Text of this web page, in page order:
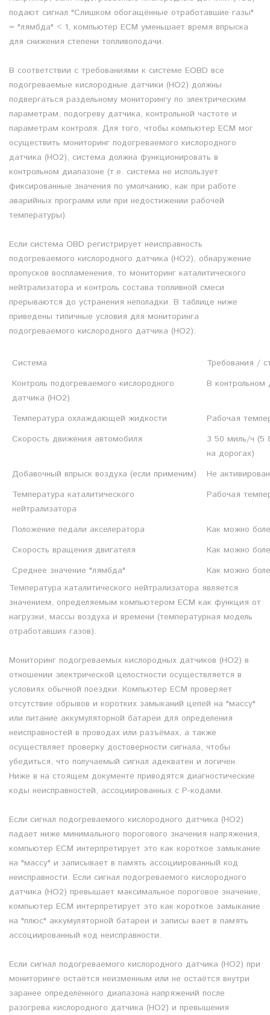
подают сигнал "Слишком обогащённые отработавшие газы"
= "лямбда" < 1, компьютер ECM уменьшает время впрыска
для снижения степени топливоподачи.
В соответствии с требованиями к системе EOBD все
подогреваемые кислородные датчики (HO2) должны
подвергаться раздельному мониторингу по электрическим
параметрам, подогреву датчика, контрольной частоте и
параметрам контроля. Для того, чтобы компьютер ECM мог
осуществить мониторинг подогреваемого кислородного
датчика (HO2), система должна функционировать в
контрольном диапазоне (т.е. система не использует
фиксированные значения по умолчанию, как при работе
аварийных программ или при недостижении рабочей
температуры).
Если система OBD регистрирует неисправность
подогреваемого кислородного датчика (HO2), обнаружение
пропусков воспламенения, то мониторинг каталитического
нейтрализатора и контроль состава топливной смеси
прерываются до устранения неполадки. В таблице ниже
приведены типичные условия для мониторинга
подогреваемого кислородного датчика (HO2):
Система
Требования /
Контроль подогреваемого кислородного
датчика (HO2)
В
Температура охлаждающей жидкости
Рабочая
Скорость движения автомобиля
3 50 миль/ч (5
на дорогах)
Добавочный впрыск воздуха (если применим)
Не активирован
Температура каталитического
нейтрализатора
Рабочая
Положение педали акселератора
Как можно
Скорость вращения двигателя
Как можно
Среднее значение "лямбда"
Как можно
Температура каталитического нейтрализатора является
значением, определяемым компьютером ECM как функция от
нагрузки, массы воздуха и времени (температурная модель
отработавших газов).
Мониторинг подогреваемых кислородных датчиков (HO2) в
отношении электрической целостности осуществляется в
условиях обычной поездки. Компьютер ECM проверяет
отсутствие обрывов и коротких замыканий цепей на "массу"
или питание аккумуляторной батареи для определения
неисправностей в проводах или разъёмах, а также
осуществляет проверку достоверности сигнала, чтобы
убедиться, что получаемый сигнал адекватен и логичен.
Ниже в на стоящем документе приводятся диагностические
коды неисправностей, ассоциированных с Р-кодами.
Если сигнал подогреваемого кислородного датчика (HO2)
падает ниже минимального порогового значения напряжения,
компьютер ECM интерпретирует это как короткое замыкание
на "массу" и записывает в память ассоциированный код
неисправности. Если сигнал подогреваемого кислородного
датчика (HO2) превышает максимальное пороговое значение,
компьютер ECM интерпретирует это как короткое замыкание
на "плюс" аккумуляторной батареи и записы вает в память
ассоциированный код неисправности.
Если сигнал подогреваемого кислородного датчика (HO2) при
мониторинге остаётся неизменным или не остаётся внутри
заранее определённого диапазона напряжений после
разогрева кислородного датчика (HO2) и превышения